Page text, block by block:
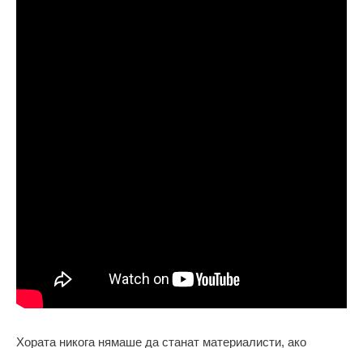
Хората никога нямаше да станат материалисти, ако